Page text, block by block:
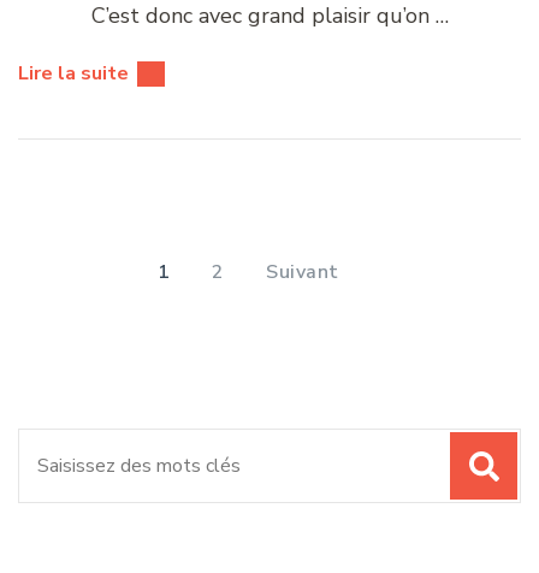
C’est donc avec grand plaisir qu’on …
Lire la suite
publicationsPAGE
1 PAGE
2 Suivant